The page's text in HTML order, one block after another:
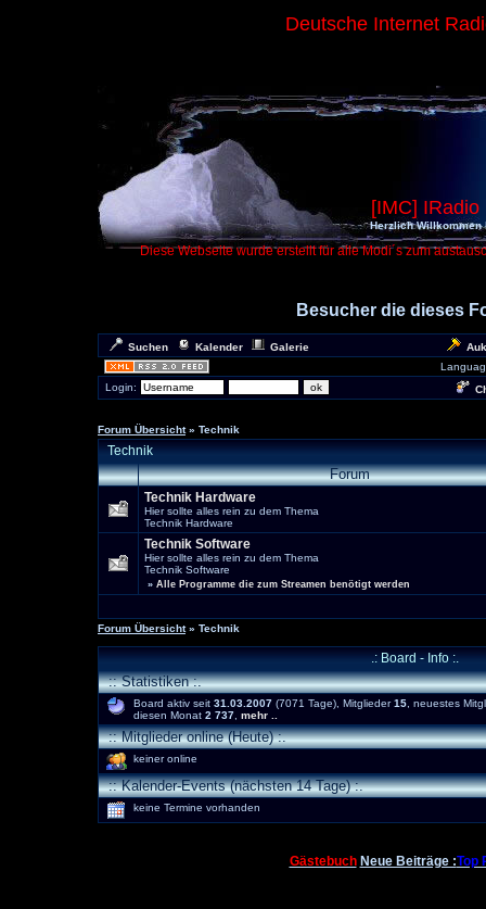
Deutsche Internet
[IMC]
Herzlich Willkommen
Diese Webseite wurde erstellt für alle Modi´s zum
Besucher die dieses
Suchen Kalender Galerie
Login:
Forum Übersicht » Technik
Technik
Forum
Technik Hardware
Hier sollte alles rein zu dem Thema
Technik Hardware
Technik Software
Hier sollte alles rein zu dem Thema
Technik Software
» Alle Programme die zum Streamen benötigt werden
Forum Übersicht » Technik
.: Board - Info :.
:: Statistiken :.
Board aktiv seit 31.03.2007 (7071 Tage), Mitglieder15 , neuestes
diesen Monat 2 737 mehr ..
:: Mitglieder online (Heute) :.
keiner online
:: Kalender-Events (nächsten 14 Tage) :.
keine Termine vorhanden
Gästebuch Neue Beiträge :Top